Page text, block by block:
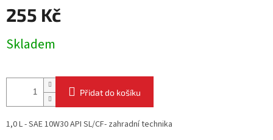
255 Kč
cena:
Skladem
Přidat do košíku
1,0 L - SAE 10W30 API SL/CF- zahradní technika